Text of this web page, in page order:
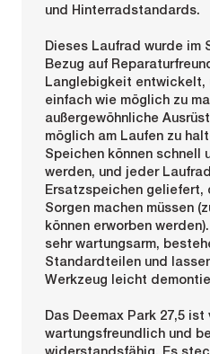
und Hinterradstandards.
Dieses Laufrad wurde im
Bezug auf
Langlebigkeit entwickelt,
einfach wie möglich zu
außergewöhnliche
möglich am Laufen zu
Speichen können schnell
werden, und jeder
Ersatzspeichen geliefert,
Sorgen machen müssen
können erworben
sehr wartungsarm,
Standardteilen und
Werkzeug leicht
Das Deemax Park 27,5
wartungsfreundlich und
widerstandsfähig. Es